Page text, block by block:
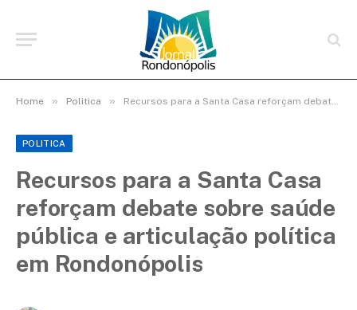
Home » Politica » Recursos para a Santa Casa reforçam debate sobre saúde pública e articulação política em Rondonópolis
POLITICA
Recursos para a Santa Casa
reforçam debate sobre saúde
pública e articulação política
em Rondonópolis